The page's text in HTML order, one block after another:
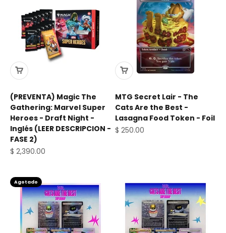
(PREVENTA) Magic The
Gathering: Marvel Super
Heroes - Draft Night -
Inglés (LEER DESCRIPCION -
FASE 2)
Precio de oferta
$ 2,390.00
MTG Secret Lair - The
Cats Are the Best -
Lasagna Food Token - Foil
Precio de oferta
$ 250.00
Agotado